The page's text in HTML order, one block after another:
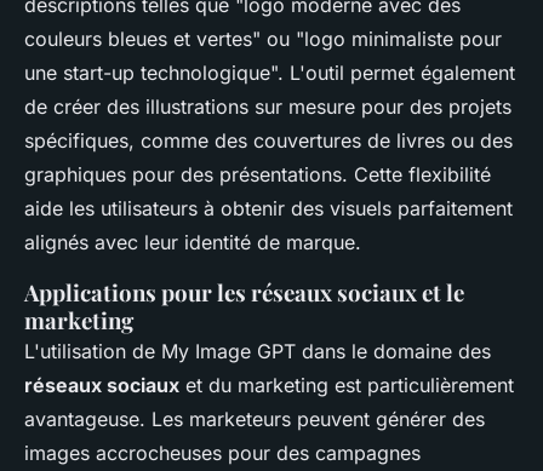
descriptions telles que "logo moderne avec des
couleurs bleues et vertes" ou "logo minimaliste pour
une start-up technologique". L'outil permet également
de créer des illustrations sur mesure pour des projets
spécifiques, comme des couvertures de livres ou des
graphiques pour des présentations. Cette flexibilité
aide les utilisateurs à obtenir des visuels parfaitement
alignés avec leur identité de marque.
Applications pour les réseaux sociaux et le
marketing
L'utilisation de My Image GPT dans le domaine des
réseaux sociaux et du marketing est particulièrement
avantageuse. Les marketeurs peuvent générer des
images accrocheuses pour des campagnes